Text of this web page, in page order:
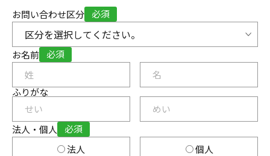
お問い合わせ区分 必須
お名前 必須
ふりがな
法人・個人
必須
法人
個人